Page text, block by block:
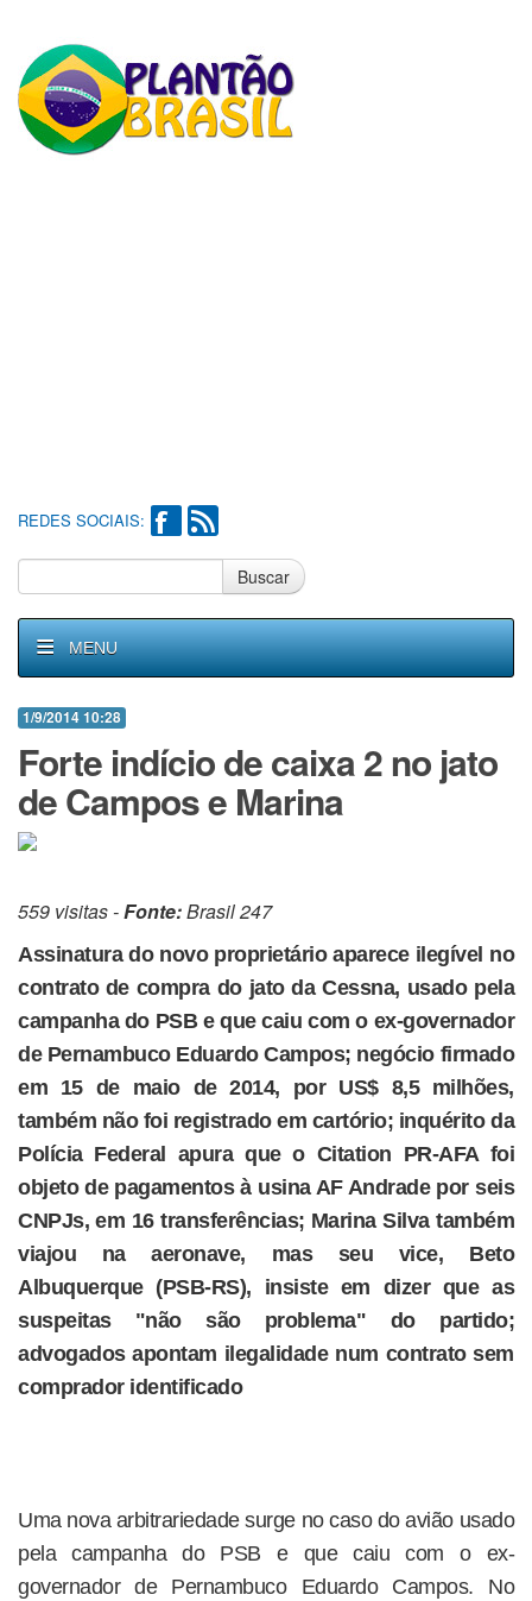
REDES SOCIAIS:
Buscar
MENU
1/9/2014 10:28
Forte indício de caixa 2 no jato
de Campos e Marina
559 visitas -Fonte:Brasil 247
Assinatura do novo proprietário aparece ilegível no
contrato de compra do jato da Cessna, usado pela
campanha do PSB e que caiu com o ex-governador
de Pernambuco Eduardo Campos; negócio firmado
em 15 de maio de 2014, por US$ 8,5 milhões,
também não foi registrado em cartório; inquérito da
Polícia Federal apura que o Citation PR-AFA foi
objeto de pagamentos à usina AF Andrade por seis
CNPJs, em 16 transferências; Marina Silva também
viajou na aeronave, mas seu vice, Beto
Albuquerque (PSB-RS), insiste em dizer que as
suspeitas "não são problema" do partido;
advogados apontam ilegalidade num contrato sem
comprador identificado
Uma nova arbitrariedade surge no caso do avião usado
pela campanha do PSB e que caiu com o ex-
governador de Pernambuco Eduardo Campos. No